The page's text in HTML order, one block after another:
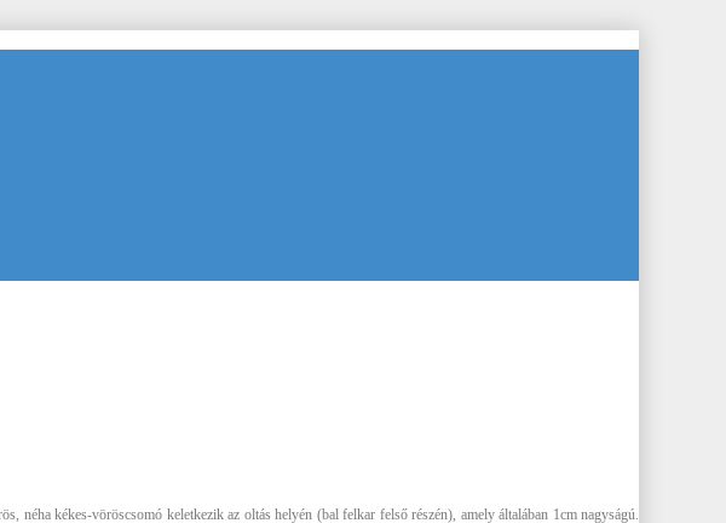
néha kékes-vöröscsomó keletkezik az oltás helyén (bal felkar felső részén), amely általában 1cm nagyságú.